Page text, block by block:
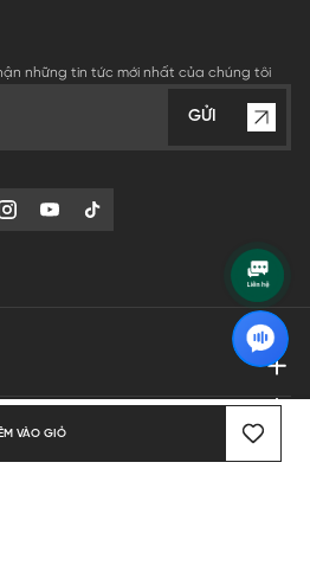
VÀO GIỎ
những tin tức mới nhất của chúng tôi
GỬI